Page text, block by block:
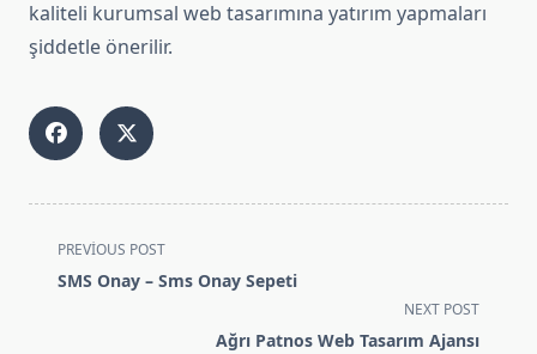
kaliteli kurumsal web tasarımına yatırım yapmaları
şiddetle önerilir.
<span
class="nav-
PREVIOUS POST
SMS Onay – Sms Onay Sepeti
NEXT POST
Ağrı Patnos Web Tasarım Ajansı